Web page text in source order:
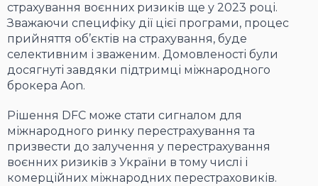
страхування воєнних ризиків ще у 2023 році.
Зважаючи специфіку дії цієї програми, процес
прийняття об’єктів на страхування, буде
селективним і зваженим. Домовленості були
досягнуті завдяки підтримці міжнародного
брокера Aon.
Рішення DFC може стати сигналом для
міжнародного ринку перестрахування та
призвести до залучення у перестрахування
воєнних ризиків з України в тому числі і
комерційних міжнародних перестраховиків.